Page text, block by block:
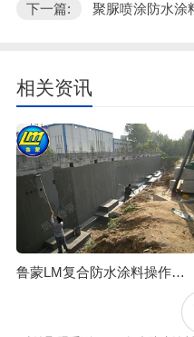
下一篇:
聚脲喷涂防水涂
相关资讯
鲁蒙LM复合防水涂料操作简单，易行防水效果可靠